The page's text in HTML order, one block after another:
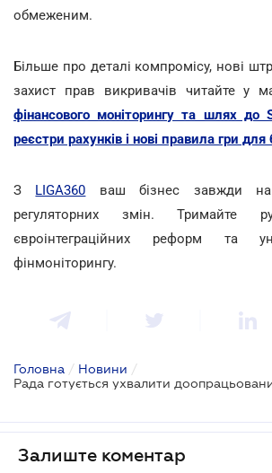
обмеженим.
Більше про деталі компромісу, нові
захист прав викривачів читайте у
фінансового моніторингу та шлях до
реєстри рахунків і нові правила гри для
З LIGA360 ваш бізнес завжди
регуляторних змін. Тримайте
євроінтеграційних реформ та
фінмоніторингу.
Головна / Новини /
Залиште коментар